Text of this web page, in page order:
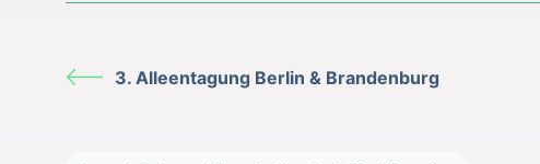
3. Alleentagung Berlin & Brandenburg